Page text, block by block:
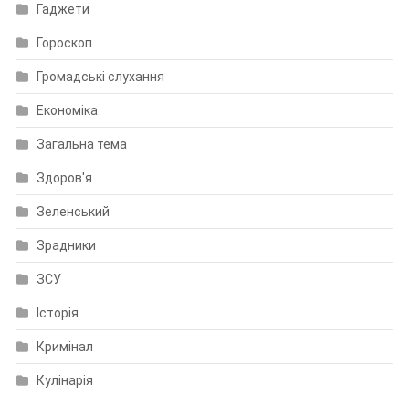
Гаджети
Гороскоп
Громадські слухання
Економіка
Загальна тема
Здоров'я
Зеленський
Зрадники
ЗСУ
Історія
Кримінал
Кулінарія